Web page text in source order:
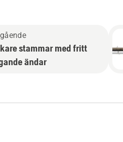
stammar med fritt
ändar